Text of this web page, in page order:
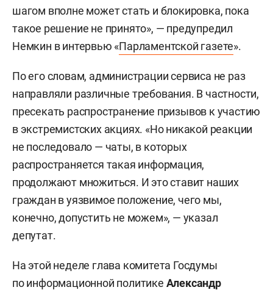
шагом вполне может стать и блокировка, пока
такое решение не принято», — предупредил
Немкин в интервью «Парламентской газете».
По его словам, администрации сервиса не раз
направляли различные требования. В частности,
пресекать распространение призывов к участию
в экстремистских акциях. «Но никакой реакции
не последовало — чаты, в которых
распространяется такая информация,
продолжают множиться. И это ставит наших
граждан в уязвимое положение, чего мы,
конечно, допустить не можем», — указал
депутат.
На этой неделе глава комитета Госдумы
по информационной политике Александр